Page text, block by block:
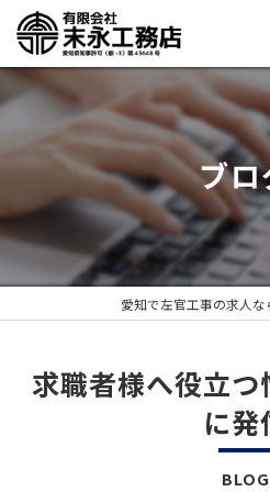
ブロ
愛知で左官工事の求人
求職者様へ役立
に発
BLOG